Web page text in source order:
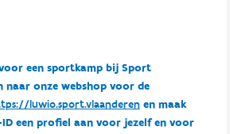
een sportkamp bij Sport
naar onze webshop voor de
luwio.sport.vlaanderenen maak
een profiel aan voor jezelf en voor